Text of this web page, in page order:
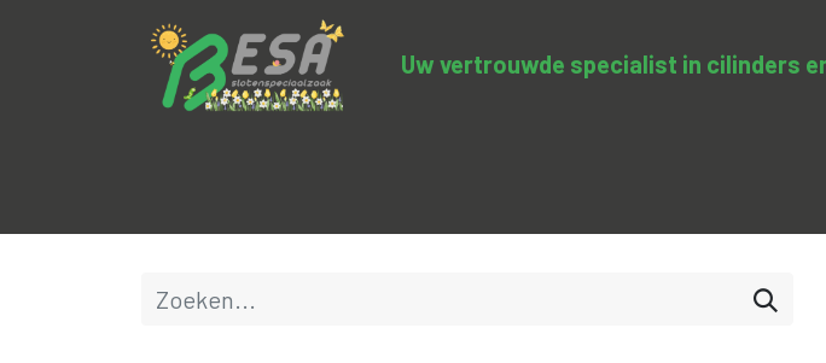
Uw vertrouwde specialist in cilinders